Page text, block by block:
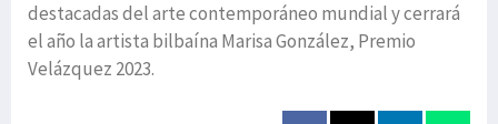
destacadas del arte contemporáneo mundial y cerrará
el año la artista bilbaína Marisa González, Premio
Velázquez 2023.